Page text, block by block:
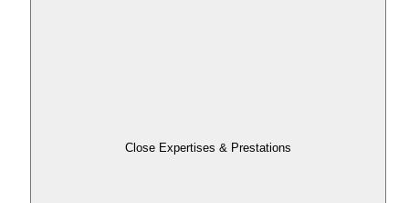
Close Expertises & Prestations